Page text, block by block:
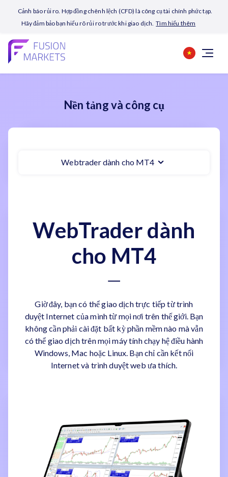
Cảnh báo rủi ro. Hợp đồng chênh lệch (CFD) là công cụ tài chính phức tạp.
Hãy đảm bảo bạn hiểu rõ rủi ro trước khi giao dịch. Tìm hiểu thêm
Nền tảng và công cụ
Webtrader dành cho MT4
WebTrader dành
cho MT4
Giờ đây, bạn có thể giao dịch trực tiếp từ trình
duyệt Internet của mình từ mọi nơi trên thế giới. Bạn
không cần phải cài đặt bất kỳ phần mềm nào mà vẫn
có thể giao dịch trên mọi máy tính chạy hệ điều hành
Windows, Mac hoặc Linux. Bạn chỉ cần kết nối
Internet và trình duyệt web ưa thích.